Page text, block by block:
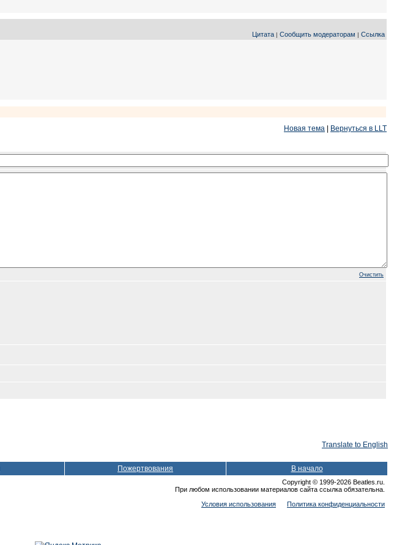
Цитата | Сообщить модераторам | Ссылка
Новая тема Вернуться в LLT
Очистить
Translate to English
Пожертвования В начало
Copyright © 1999-2026 Beatles.ru.
При любом использовании материалов сайта ссылка обязательна.
Условия использования
Политика конфиденциальности